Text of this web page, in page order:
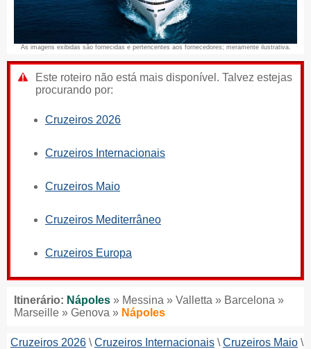
As imagens exibidas são fornecidas e pertencentes aos fornecedores; meramente ilustrativa.
Este roteiro não está mais disponível. Talvez estejas
procurando por:
Cruzeiros 2026
Cruzeiros Internacionais
Cruzeiros Maio
Cruzeiros Mediterrâneo
Cruzeiros Europa
Itinerário: Nápoles » Messina » Valletta » Barcelona »
Marseille » Genova » Nápoles
Cruzeiros 2026 Cruzeiros Internacionais Cruzeiros Maio